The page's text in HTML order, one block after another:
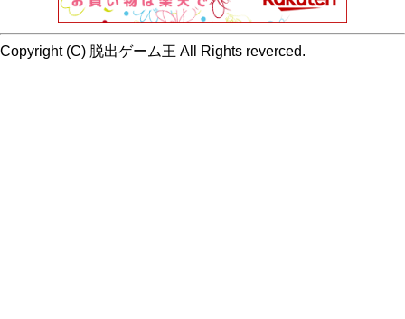
Copyright (C) 脱出ゲーム王 All Rights reverced.